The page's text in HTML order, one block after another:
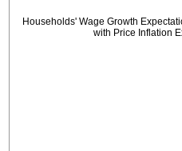
Households' Wage Growth
with Price Inflation